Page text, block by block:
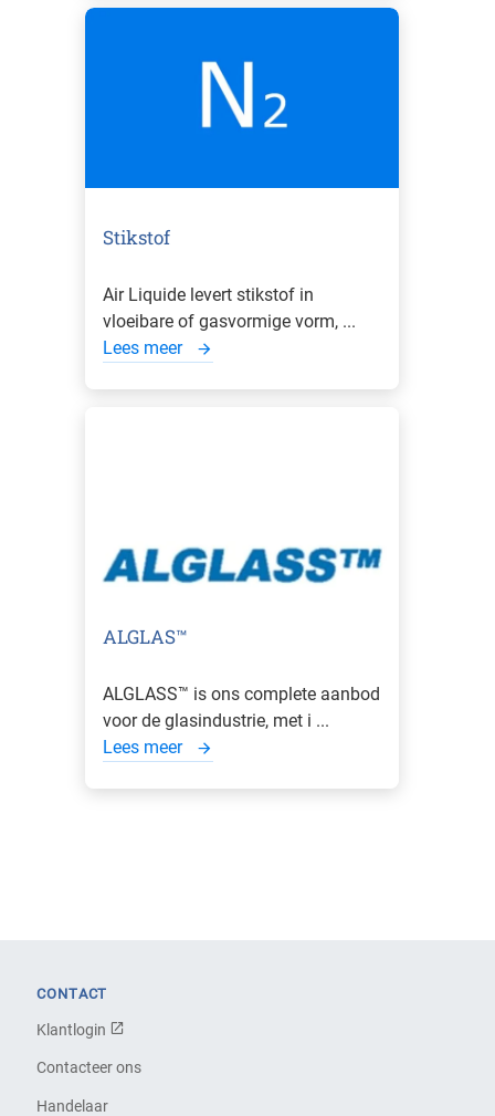
Stikstof
Air Liquide levert stikstof in
vloeibare of gasvormige vorm, ...
Lees meer
ALGLAS™
ALGLASS™ is ons complete aanbod
voor de glasindustrie, met i ...
Lees meer
CONTACT
Klantlogin
Contacteer ons
Handelaar